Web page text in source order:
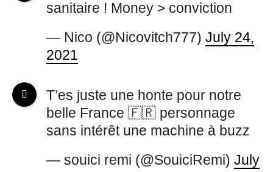
sanitaire ! Money > conviction
— Nico (@Nicovitch777)July 24,
2021
T’es juste une honte pour notre
belle France 🇫🇷 personnage
sans intérêt une machine à buzz
— souici remi (@SouiciRemi)July